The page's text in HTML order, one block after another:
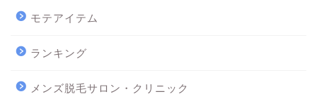
モテアイテム
ランキング
メンズ脱毛サロン・クリニック